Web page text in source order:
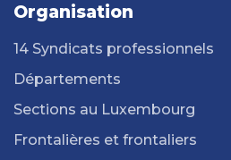
Organisation
14 Syndicats professionnels
Départements
Sections au Luxembourg
Frontalières et frontaliers